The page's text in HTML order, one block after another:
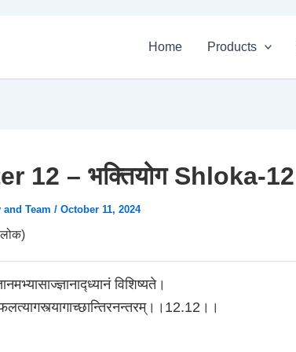
Home Products
12 – भक्तियोग Shloka-12
and Team / October 11, 2024
विशिष्यते।